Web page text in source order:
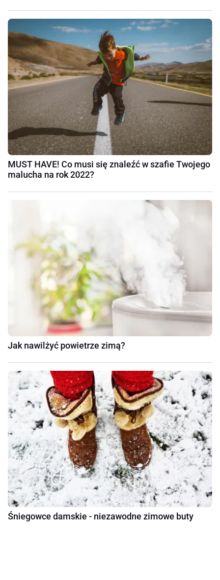
MUST HAVE! Co musi się znaleźć w szafie Twojego
malucha na rok 2022?
Jak nawilżyć powietrze zimą?
Śniegowce damskie - niezawodne zimowe buty